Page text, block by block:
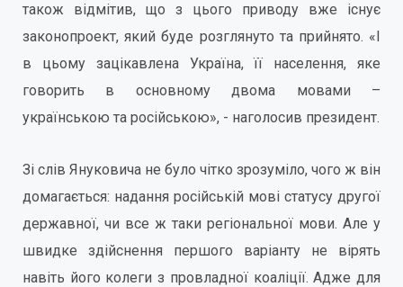
також відмітив, що з цього приводу вже існує
законопроект, який буде розглянуто та прийнято. «І
в цьому зацікавлена Україна, її населення, яке
говорить в основному двома мовами –
українською та російською», - наголосив президент.
Зі слів Януковича не було чітко зрозуміло, чого ж він
домагається: надання російській мові статусу другої
державної, чи все ж таки регіональної мови. Але у
швидке здійснення першого варіанту не вірять
навіть його колеги з провладної коаліції. Адже для